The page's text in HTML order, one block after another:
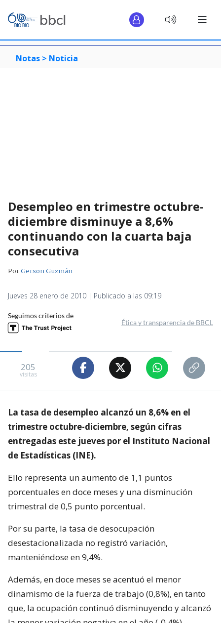
Notas > Noticia
Desempleo en trimestre octubre-
diciembre disminuye a 8,6%
continuando con la cuarta baja
consecutiva
PorGerson Guzmán
Jueves 28 enero de 2010 | Publicado a las 09:19
Seguimos criterios de
Ética y transparencia de BBCL
205
visitas
La tasa de desempleo alcanzó un 8,6% en el
trimestre octubre-diciembre, según cifras
entregadas este jueves por el Instituto Nacional
de Estadísticas (INE).
Ello representa un aumento de 1,1 puntos
porcentuales en doce meses y una disminución
trimestral de 0,5 punto porcentual.
Por su parte, la tasa de desocupación
desestacionalizada no registró variación,
manteniéndose en 9,4%.
Además, en doce meses se acentuó el menor
dinamismo de la fuerza de trabajo (0,8%), en tanto
que, la ocupación continuó disminuyendo y alcanzó